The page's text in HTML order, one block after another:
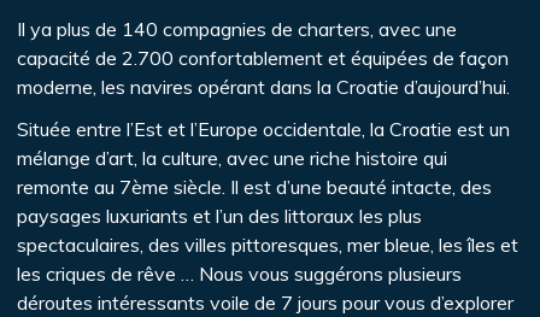
Il ya plus de 140 compagnies de charters, avec une
capacité de 2.700 confortablement et équipées de façon
moderne, les navires opérant dans la Croatie d’aujourd’hui.
Située entre l’Est et l’Europe occidentale, la Croatie est un
mélange d’art, la culture, avec une riche histoire qui
remonte au 7ème siècle. Il est d’une beauté intacte, des
paysages luxuriants et l’un des littoraux les plus
spectaculaires, des villes pittoresques, mer bleue, les îles et
les criques de rêve … Nous vous suggérons plusieurs
déroutes intéressants voile de 7 jours pour vous d’explorer